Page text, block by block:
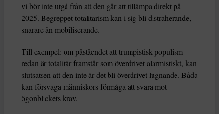
vi bör inte utgå från att den går att tillämpa direkt på
2025. Begreppet totalitarism kan i sig bli distraherande,
snarare än mobiliserande.
Till exempel: om påståendet att trumpistisk populism
redan är totalitär framstår som överdrivet alarmistiskt, kan
slutsatsen att den inte är det bli överdrivet lugnande. Båda
kan försvaga människors förmåga att svara mot
ögonblickets krav.